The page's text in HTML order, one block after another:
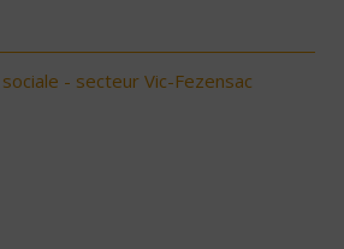
- secteur Vic-Fezensac